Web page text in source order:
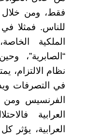
فقط، ومن خلال
للناس. فمثلا
الملكية
“الصابرية”،
نظام الالتزام،
في التصرفات
الفرنسيس
العرابية
العرابية، يؤثر